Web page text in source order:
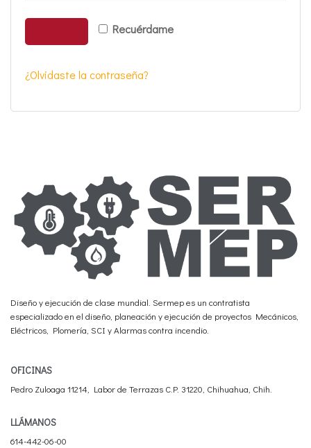
Recuérdame
¿Olvidaste la contraseña?
Diseño y ejecución de clase mundial. Sermep es un contratista
especializado en el diseño, planeación y ejecución de proyectos Mecánicos,
Eléctricos, Plomería, SCI y Alarmas contra incendio.
OFICINAS
Pedro Zuloaga 11214, Labor de Terrazas C.P. 31220, Chihuahua, Chih.
LLÁMANOS
614-442-06-00